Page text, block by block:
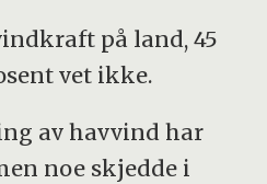
på land, 45
vet ikke.
av havvind har
noe skjedde i